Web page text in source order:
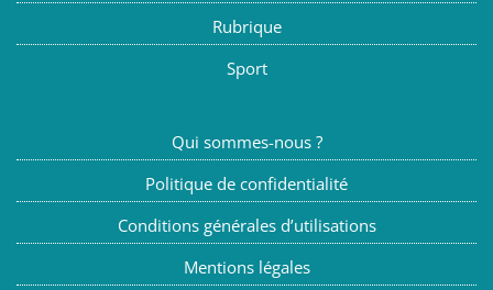
Rubrique
Sport
Qui sommes-nous ?
Politique de confidentialité
Conditions générales d’utilisations
Mentions légales